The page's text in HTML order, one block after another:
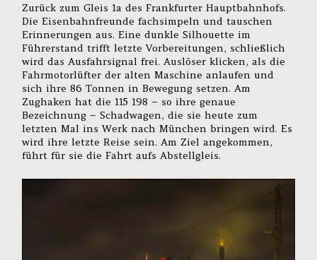
Zurück zum Gleis 1a des Frankfurter Hauptbahnhofs.
Die Eisenbahnfreunde fachsimpeln und tauschen
Erinnerungen aus. Eine dunkle Silhouette im
Führerstand trifft letzte Vorbereitungen, schließlich
wird das Ausfahrsignal frei. Auslöser klicken, als die
Fahrmotorlüfter der alten Maschine anlaufen und
sich ihre 86 Tonnen in Bewegung setzen. Am
Zughaken hat die 115 198 – so ihre genaue
Bezeichnung – Schadwagen, die sie heute zum
letzten Mal ins Werk nach München bringen wird. Es
wird ihre letzte Reise sein. Am Ziel angekommen,
führt für sie die Fahrt aufs Abstellgleis.